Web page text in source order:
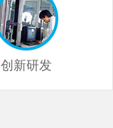
创新研发